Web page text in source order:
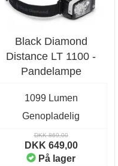
Black Diamond
Distance LT 1100 -
Pandelampe
1099 Lumen
Genopladelig
DKK 869,00
DKK 649,00
På lager